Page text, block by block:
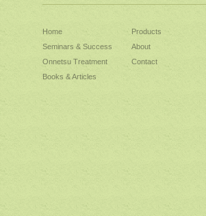
Home
Seminars & Success
Onnetsu Treatment
Books & Articles
Products
About
Contact